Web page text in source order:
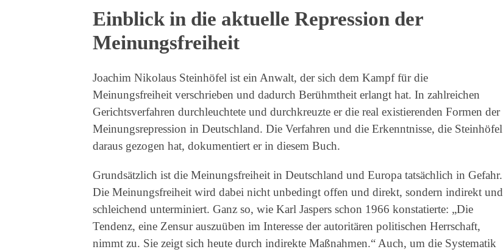
Einblick in die aktuelle Repression der
Meinungsfreiheit
Joachim Nikolaus Steinhöfel ist ein Anwalt, der sich dem Kampf für die
Meinungsfreiheit verschrieben und dadurch Berühmtheit erlangt hat. In zahlreichen
Gerichtsverfahren durchleuchtete und durchkreuzte er die real existierenden Formen der
Meinungsrepression in Deutschland. Die Verfahren und die Erkenntnisse, die Steinhöfel
daraus gezogen hat, dokumentiert er in diesem Buch.
Grundsätzlich ist die Meinungsfreiheit in Deutschland und Europa tatsächlich in Gefahr.
Die Meinungsfreiheit wird dabei nicht unbedingt offen und direkt, sondern indirekt und
schleichend unterminiert. Ganz so, wie Karl Jaspers schon 1966 konstatierte: „Die
Tendenz, eine Zensur auszuüben im Interesse der autoritären politischen Herrschaft,
nimmt zu. Sie zeigt sich heute durch indirekte Maßnahmen.“ Auch, um die Systematik